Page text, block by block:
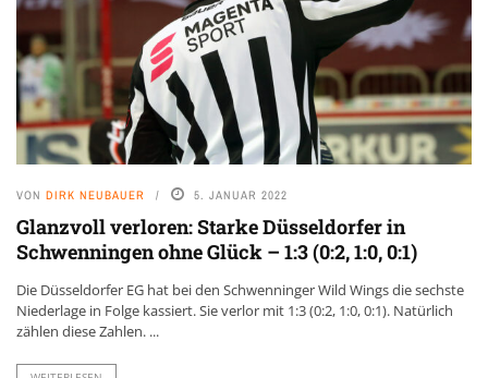
VON DIRK NEUBAUER 5. JANUAR 2022
Glanzvoll verloren: Starke Düsseldorfer in
Schwenningen ohne Glück – 1:3 (0:2, 1:0, 0:1)
Die Düsseldorfer EG hat bei den Schwenninger Wild Wings die sechste
Niederlage in Folge kassiert. Sie verlor mit 1:3 (0:2, 1:0, 0:1). Natürlich
zählen diese Zahlen. ...